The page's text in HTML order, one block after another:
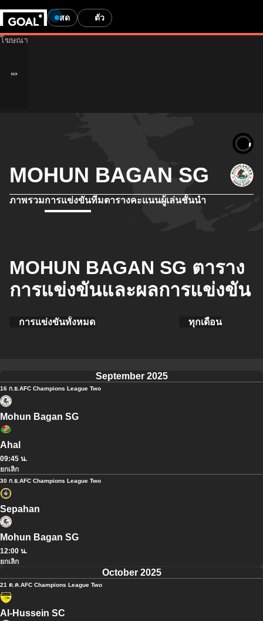
สด ตั๋ว
MOHUN BAGAN SG
ภาพรวมการแข่งขันทีมตารางคะแนนผู้เล่นชั้นนำ
MOHUN BAGAN SG ตาราง
การแข่งขันและผลการแข่งขัน
การแข่งขันทั้งหมด ทุกเดือน
September 2025
16 ก.ย. AFC Champions League Two
Mohun Bagan SG
Ahal
09:45 น.
ยกเลิก
30 ก.ย. AFC Champions League Two
Sepahan
Mohun Bagan SG
12:00 น.
ยกเลิก
October 2025
21 ต.ค. AFC Champions League Two
Al-Hussein SC